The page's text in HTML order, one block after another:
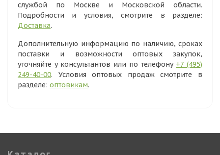
службой по Москве и Московской области.
Подробности и условия, смотрите в разделе:
Доставка.
Дополнительную информацию по наличию, сроках
поставки и возможности оптовых закупок,
уточняйте у консультантов или по телефону +7 (495)
249-40-00. Условия оптовых продаж смотрите в
разделе: оптовикам.